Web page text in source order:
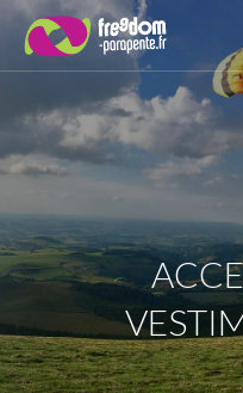
Panneau de gestion des